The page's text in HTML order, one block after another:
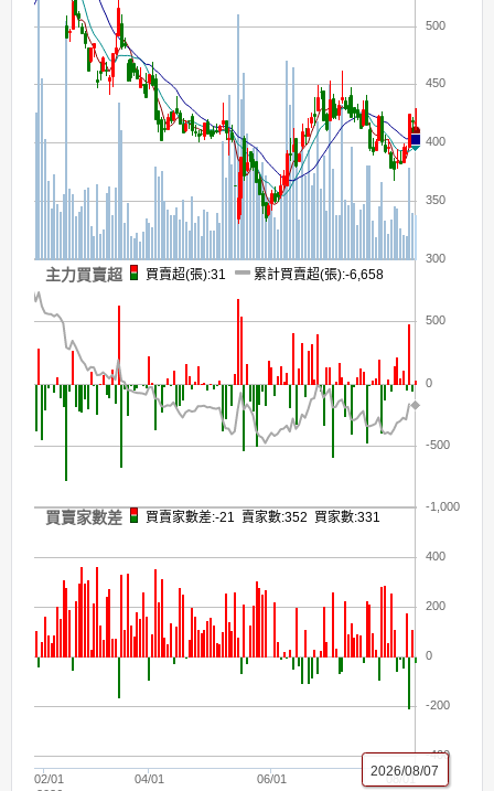
02/01
04/01 06/01 08/01
300
350
400
450
500
-1,000
-500
0
500
-400
-200
0
200
400
2026/08/07
主力買賣超 買賣超(張):31 累計買賣超(張):-6,658
買賣家數差 買賣家數差:-21 賣家數:352 買家數:331